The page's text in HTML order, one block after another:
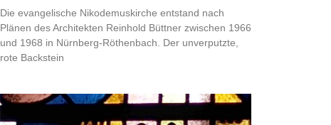
Die evangelische Nikodemuskirche entstand nach
Plänen des Architekten Reinhold Büttner zwischen 1966
und 1968 in Nürnberg-Röthenbach. Der unverputzte,
rote Backstein